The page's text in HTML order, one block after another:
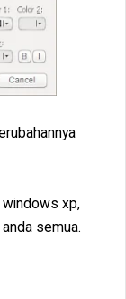
xp,
semua.